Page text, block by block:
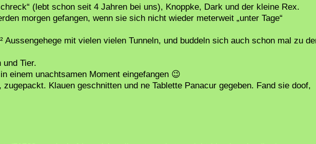
(lebt schon seit 4 Jahren bei uns), Knoppke, Dark und der kleine Rex.
morgen gefangen, wenn sie sich nicht wieder meterweit „unter Tage“
Aussengehege mit vielen vielen Tunneln, und buddeln sich auch schon mal zu
Tier.
einem unachtsamen Moment eingefangen 😉
Klauen geschnitten und ne Tablette Panacur gegeben. Fand sie doof,